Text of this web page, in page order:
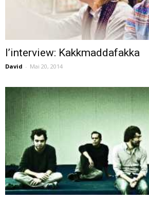
l’interview: Kakkmaddafakka
David - Mai 20, 2014